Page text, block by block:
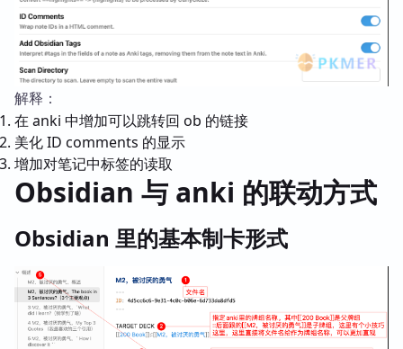
解释：
在 anki 中增加可以跳转回 ob 的链接
美化 ID comments 的显示
增加对笔记中标签的读取
Obsidian 与 anki 的联动方式
Obsidian 里的基本制卡形式